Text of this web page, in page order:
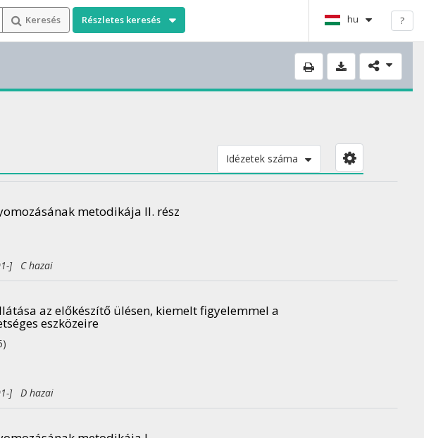
Keresés Részletes keresés hu ?
Idézetek száma
metodikája II. rész
] C hazai
az előkészítő ülésen, kiemelt figyelemmel a
eszközeire
] D hazai